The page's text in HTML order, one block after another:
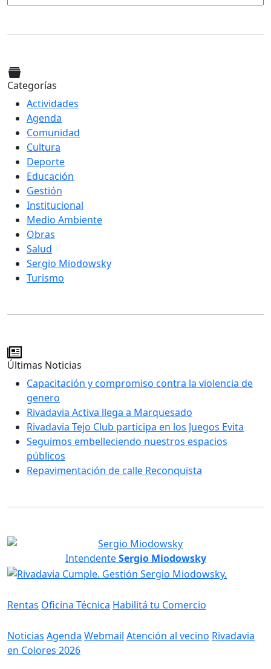
Categorías
Actividades
Agenda
Comunidad
Cultura
Deporte
Educación
Gestión
Institucional
Medio Ambiente
Obras
Salud
Sergio Miodowsky
Turismo
Últimas Noticias
Capacitación y compromiso contra la violencia de
genero
Rivadavia Activa llega a Marquesado
Rivadavia Tejo Club participa en los Juegos Evita
Seguimos embelleciendo nuestros espacios
públicos
Repavimentación de calle Reconquista
IntendenteSergio Miodowsky
Rentas Oficina Técnica Habilitá tu Comercio
Noticias Agenda Webmail Atención al vecino Rivadavia
en Colores 2026